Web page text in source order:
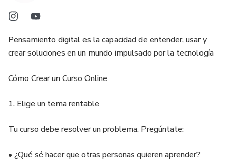
Pensamiento digital es la capacidad de entender, usar y
crear soluciones en un mundo impulsado por la tecnología
Cómo Crear un Curso Online
1. Elige un tema rentable
Tu curso debe resolver un problema. Pregúntate:
• ¿Qué sé hacer que otras personas quieren aprender?